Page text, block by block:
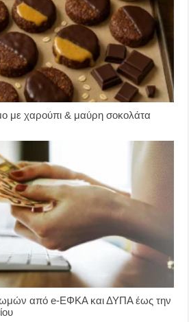
με χαρούπι & μαύρη σοκολάτα
από e-ΕΦΚΑ και ΔΥΠΑ έως την